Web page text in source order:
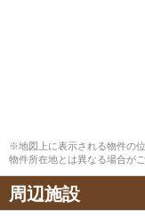
※地図上に表示される物件の
物件所在地とは異なる場合がご
周辺施設